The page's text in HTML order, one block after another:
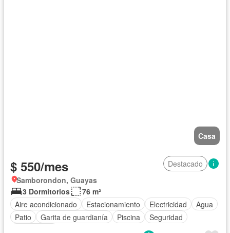
Casa
$ 550/mes
Destacado
Samborondon, Guayas
3 Dormitorios
76 m²
Aire acondicionado
Estacionamiento Electricidad
Agua
Patio
Garita de guardianía Piscina
Seguridad